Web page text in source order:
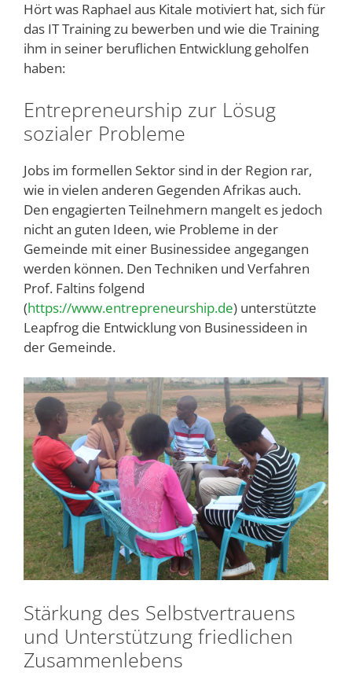
Hört was Raphael aus Kitale motiviert hat, sich für
das IT Training zu bewerben und wie die Training
ihm in seiner beruflichen Entwicklung geholfen
haben:
Entrepreneurship zur Lösug
sozialer Probleme
Jobs im formellen Sektor sind in der Region rar,
wie in vielen anderen Gegenden Afrikas auch.
Den engagierten Teilnehmern mangelt es jedoch
nicht an guten Ideen, wie Probleme in der
Gemeinde mit einer Businessidee angegangen
werden können. Den Techniken und Verfahren
Prof. Faltins folgend
(https://www.entrepreneurship.de) unterstützte
Leapfrog die Entwicklung von Businessideen in
der Gemeinde.
Stärkung des Selbstvertrauens
und Unterstützung friedlichen
Zusammenlebens